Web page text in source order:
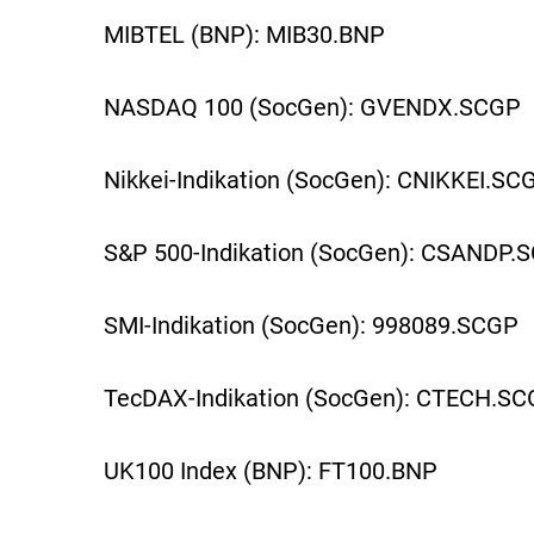
MIBTEL (BNP): MIB30.BNP
NASDAQ 100 (SocGen): GVENDX.SCGP
Nikkei-Indikation (SocGen):
S&P 500-Indikation (SocGen):
SMI-Indikation (SocGen): 998089.SCGP
TecDAX-Indikation (SocGen):
UK100 Index (BNP): FT100.BNP